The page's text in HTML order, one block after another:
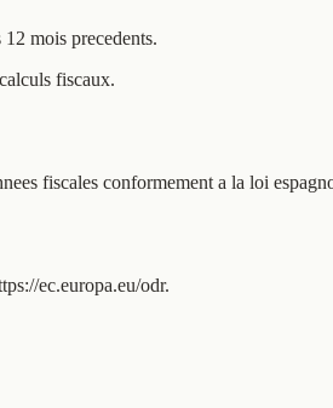
mois precedents.
fiscaux.
fiscales conformement a la loi
ec.europa.eu/odr.